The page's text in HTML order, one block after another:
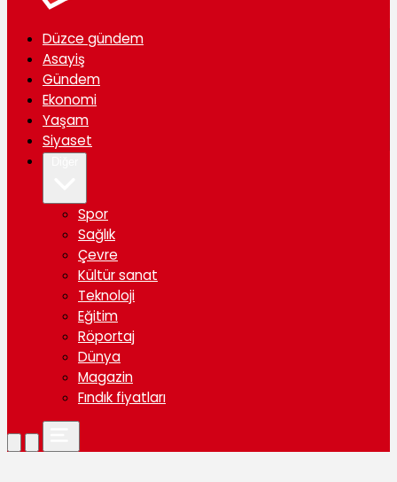
Düzce gündem
Asayiş
Gündem
Ekonomi
Yaşam
Siyaset
Spor
Sağlık
Çevre
Kültür sanat
Teknoloji
Eğitim
Röportaj
Dünya
Magazin
Fındık fiyatları